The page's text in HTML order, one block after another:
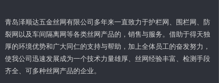
青岛泽顺达五金丝网有限公司多年来一直致力于护栏网、围栏网、防
裂网以及车间隔离网等各类丝网产品的，销售与服务。借助于得天独
厚的环境优势和广大同仁的支持与帮助，加上全体员工的奋发努力，
使我公司迅速发展成为一个技术力量雄厚、丝网经验丰富、检测手段
齐全、可多种丝网产品的企业。